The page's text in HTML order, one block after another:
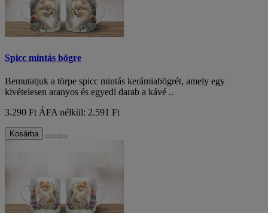
Spicc mintás bögre
Bemutatjuk a törpe spicc mintás kerámiabögrét, amely egy
kivételesen aranyos és egyedi darab a kávé ..
3.290 Ft ÁFA nélkül: 2.591 Ft
Kosárba